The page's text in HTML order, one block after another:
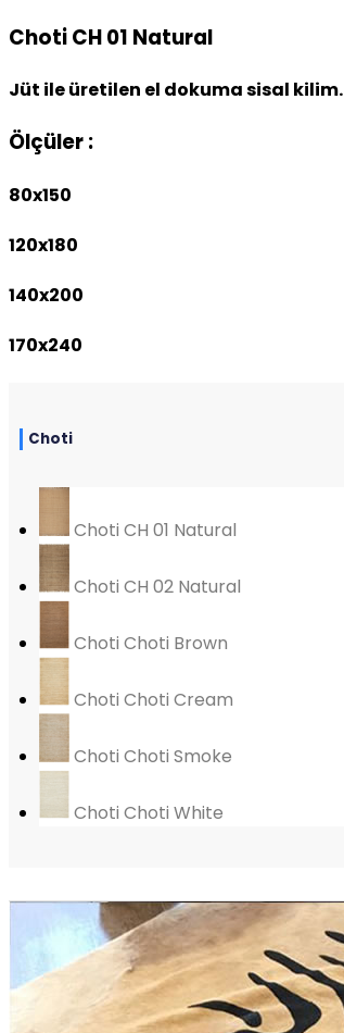
Choti CH 01 Natural
Jüt ile üretilen el dokuma sisal kilim.
Ölçüler :
80x150
120x180
140x200
170x240
Choti
Choti CH 01 Natural
Choti CH 02 Natural
Choti Choti Brown
Choti Choti Cream
Choti Choti Smoke
Choti Choti White